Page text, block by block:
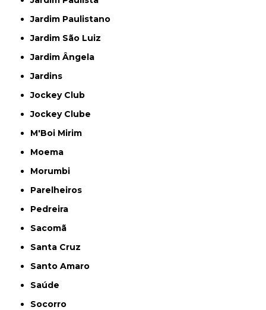
Jardim Paulistano
Jardim São Luiz
Jardim Ângela
Jardins
Jockey Club
Jockey Clube
M'Boi Mirim
Moema
Morumbi
Parelheiros
Pedreira
Sacomã
Santa Cruz
Santo Amaro
Saúde
Socorro